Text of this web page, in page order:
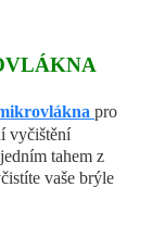
pro
vyčištění
tahem z
vaše brýle